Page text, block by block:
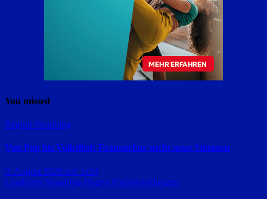
You missed
Region Straubing
Von Pop bis Volkslied: Frauenchor sucht neue Stimmen
9. August 2026 red_ra24
Landkreis Straubing-Bogen Polizeimeldungen